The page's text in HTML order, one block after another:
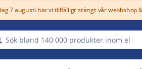
7 augusti har vi tillfälligt stängt vår